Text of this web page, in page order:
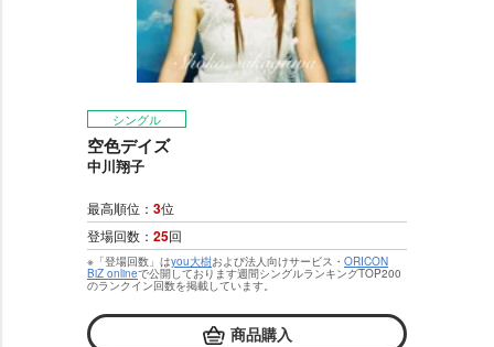
シングル
空色デイズ
中川翔子
最高順位： 3位
登場回数： 25回
※「登場回数」はyou大樹および法人向けサービス・ ORICON
BiZ onlineで公開しております週間シングルランキングTOP200
のランクイン回数を掲載しています。
商品購入